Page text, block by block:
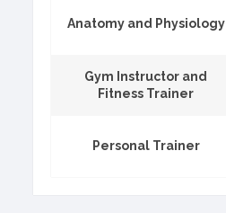
Anatomy and Physiology
Gym Instructor and
Fitness Trainer
Personal Trainer